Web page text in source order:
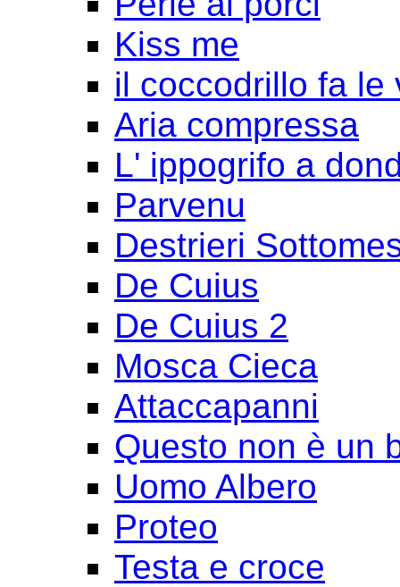
Kiss me
il coccodrillo fa le
Aria compressa
L' ippogrifo a
Parvenu
Destrieri
De Cuius
De Cuius 2
Mosca Cieca
Attaccapanni
Questo non è un
Uomo Albero
Proteo
Testa e croce